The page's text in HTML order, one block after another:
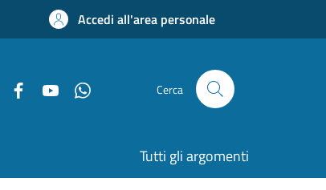
Accedi all'area personale
Cerca
Tutti gli argomenti